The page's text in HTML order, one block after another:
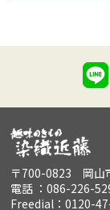
〒700-0823 岡山
電話 ：086-226-
Freedial：0120-